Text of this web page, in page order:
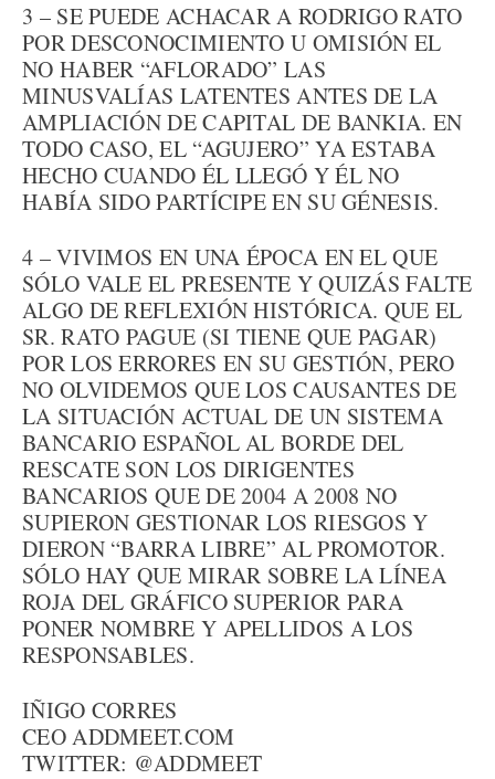
3 – SE PUEDE ACHACAR A RODRIGO RATO
POR DESCONOCIMIENTO U OMISIÓN EL
NO HABER “AFLORADO” LAS
MINUSVALÍAS LATENTES ANTES DE LA
AMPLIACIÓN DE CAPITAL DE BANKIA. EN
TODO CASO, EL “AGUJERO” YA ESTABA
HECHO CUANDO ÉL LLEGÓ Y ÉL NO
HABÍA SIDO PARTÍCIPE EN SU GÉNESIS.
4 – VIVIMOS EN UNA ÉPOCA EN EL QUE
SÓLO VALE EL PRESENTE Y QUIZÁS FALTE
ALGO DE REFLEXIÓN HISTÓRICA. QUE EL
SR. RATO PAGUE (SI TIENE QUE PAGAR)
POR LOS ERRORES EN SU GESTIÓN, PERO
NO OLVIDEMOS QUE LOS CAUSANTES DE
LA SITUACIÓN ACTUAL DE UN SISTEMA
BANCARIO ESPAÑOL AL BORDE DEL
RESCATE SON LOS DIRIGENTES
BANCARIOS QUE DE 2004 A 2008 NO
SUPIERON GESTIONAR LOS RIESGOS Y
DIERON “BARRA LIBRE” AL PROMOTOR.
SÓLO HAY QUE MIRAR SOBRE LA LÍNEA
ROJA DEL GRÁFICO SUPERIOR PARA
PONER NOMBRE Y APELLIDOS A LOS
RESPONSABLES.
IÑIGO CORRES
CEO ADDMEET.COM
TWITTER: @ADDMEET